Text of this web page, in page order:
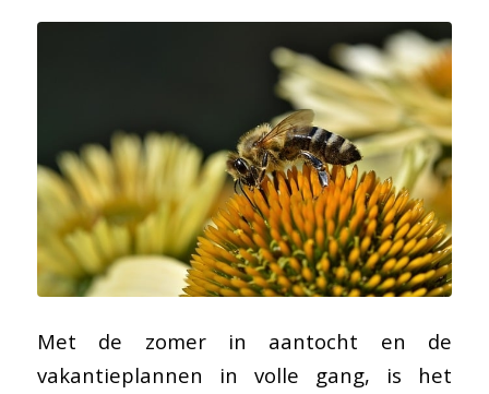
Met de zomer in aantocht en de
vakantieplannen in volle gang, is het